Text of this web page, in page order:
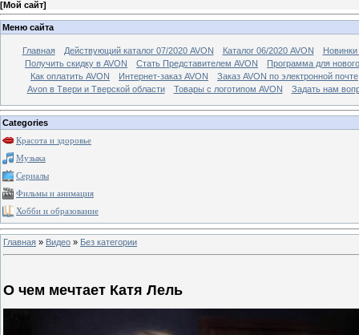
[Мой сайт]
Меню сайта
Главная Действующий каталог 07/2020 AVON Каталог 06/2020 AVON
Новинки
Получить скидку в AVON
Стать Представителем AVON
Программа для
Как оплатить AVON
Интернет-заказ AVON
Заказ AVON по электронной почте
Avon в Твери и Тверской области
Товары с логотипом AVON Задать нам
Categories
Красота и здоровье
Музыка
Сериалы
Фильмы и анимация
Хобби и образование
Главная » Видео » Без категории
О чем мечтает Катя Лель